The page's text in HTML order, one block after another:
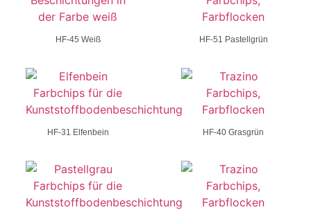
HF-45 Weiß
HF-31 Elfenbein
HF-51 Pastellgrün
HF-40 Grasgrün